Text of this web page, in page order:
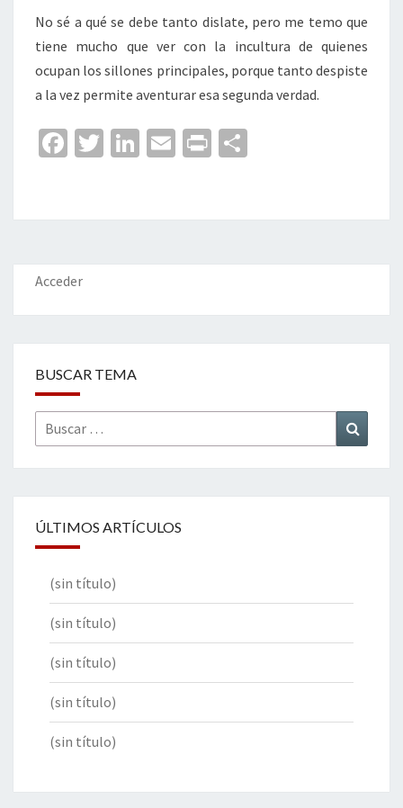
No sé a qué se debe tanto dislate, pero me temo que
tiene mucho que ver con la incultura de quienes
ocupan los sillones principales, porque tanto despiste
a la vez permite aventurar esa segunda verdad.
Fa
o
o
k
T
er
Li
dI
n
E
l
Pr
p
ar
Acceder
BUSCAR TEMA
Buscar
por:
ÚLTIMOS ARTÍCULOS
(sin título)
(sin título)
(sin título)
(sin título)
(sin título)